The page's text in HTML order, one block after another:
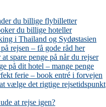
du billige flybilletter
du billige hoteller
i Thailand og Sydøstasien
rejsen – få gode råd her
at spare penge på når du rejser
på dit hotel – mange penge
ferie – book entré i forvejen
vælge det rigtige rejsetidspunkt
at rejse igen?